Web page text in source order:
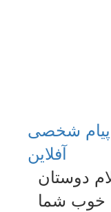
پیام شخصی
آفلاين
خوب شما